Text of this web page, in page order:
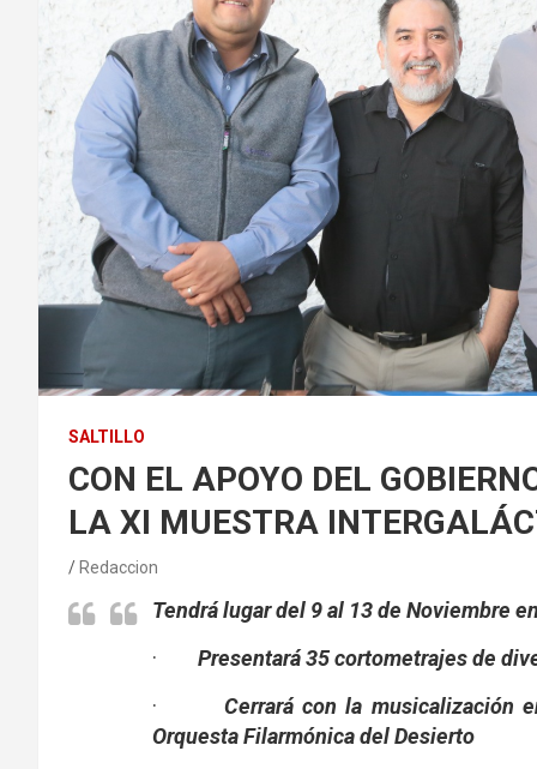
SALTILLO
CON EL APOYO DEL
LA XI MUESTRA
Redaccion
Tendrá lugar del 9 al 13 de Noviembre
·
Presentará 35 cortometrajes de
·
Cerrará con la musicalización
Orquesta Filarmónica del Desierto